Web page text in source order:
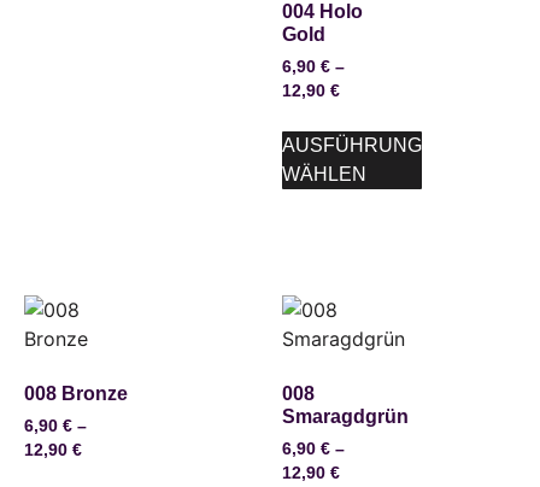
004 Holo
Gold
6,90 € –
12,90 €
AUSFÜHRUNG
WÄHLEN
008 Bronze
6,90 € –
12,90 €
008
Smaragdgrün
6,90 € –
12,90 €